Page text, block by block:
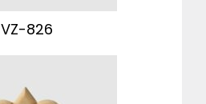
VZ-826